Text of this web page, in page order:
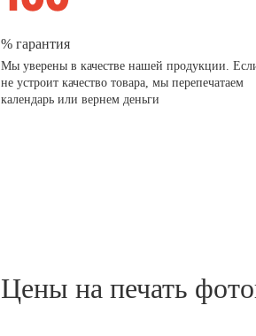
% гарантия
Мы уверены в качестве нашей продукции.
не устроит качество товара, мы перепечатаем
календарь или вернем деньги
Цены на печать